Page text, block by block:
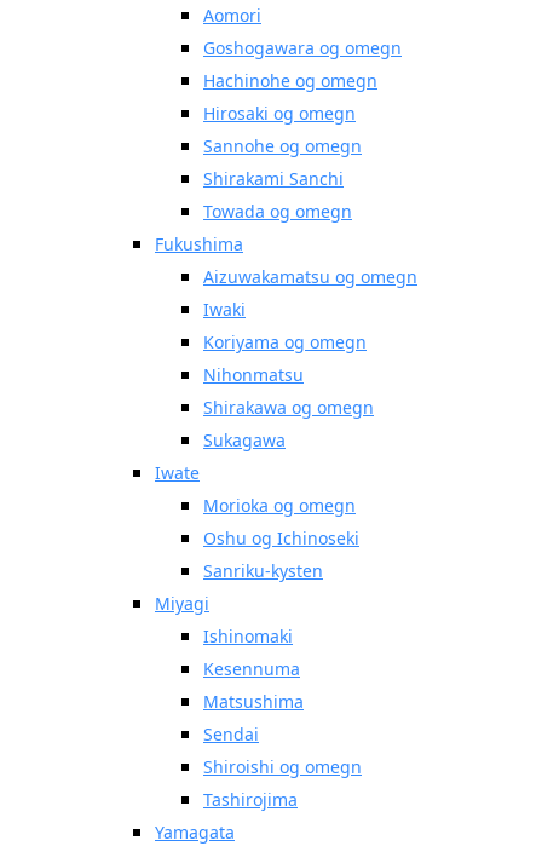
Aomori
Goshogawara og omegn
Hachinohe og omegn
Hirosaki og omegn
Sannohe og omegn
Shirakami Sanchi
Towada og omegn
Fukushima
Aizuwakamatsu og omegn
Iwaki
Koriyama og omegn
Nihonmatsu
Shirakawa og omegn
Sukagawa
Iwate
Morioka og omegn
Oshu og Ichinoseki
Sanriku-kysten
Miyagi
Ishinomaki
Kesennuma
Matsushima
Sendai
Shiroishi og omegn
Tashirojima
Yamagata